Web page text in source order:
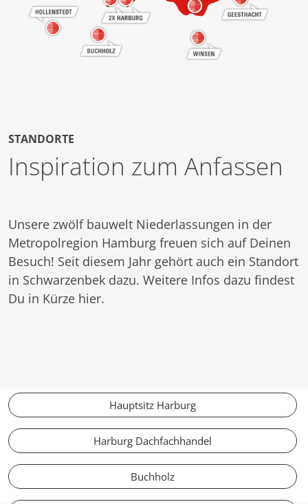
STANDORTE
Inspiration zum Anfassen
Unsere zwölf bauwelt Niederlassungen in der
Metropolregion Hamburg freuen sich auf Deinen
Besuch! Seit diesem Jahr gehört auch ein Standort
in Schwarzenbek dazu. Weitere Infos dazu findest
Du in Kürze hier.
Hauptsitz Harburg
Harburg Dachfachhandel
Buchholz